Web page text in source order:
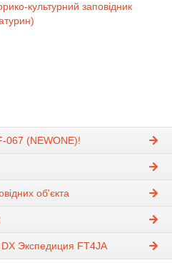
культурний заповідник
067 (NEWONE)!
об'єкта
Экспедиция FT4JA